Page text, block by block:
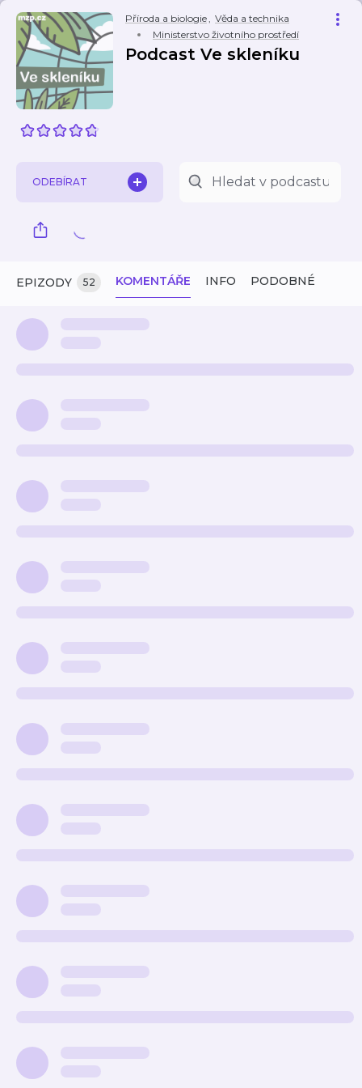
Příroda a biologie, Věda a technika
Ministerstvo životního prostředí
Podcast Ve skleníku
ODEBÍRAT
EPIZODY 52 KOMENTÁŘE INFO PODOBNÉ